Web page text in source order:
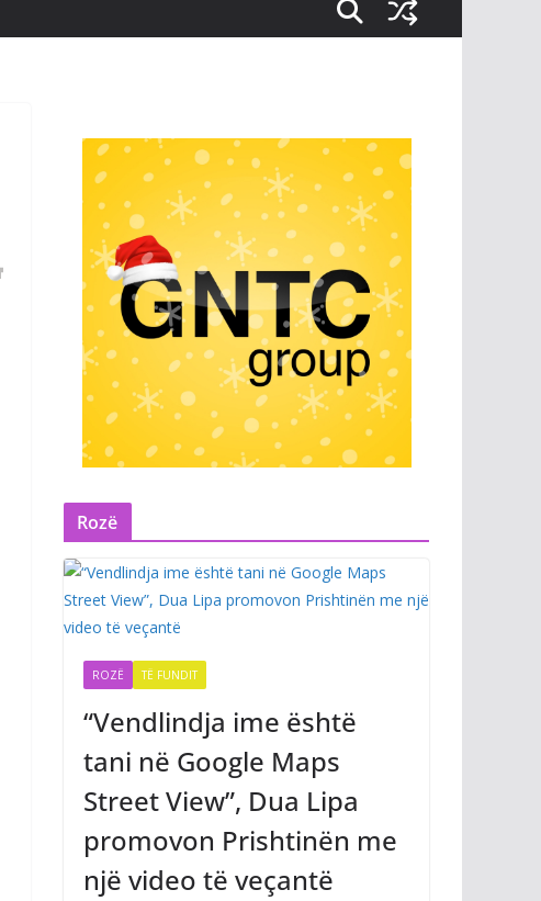
Rozë
ROZË TË FUNDIT
“Vendlindja ime është
tani në Google Maps
Street View”, Dua Lipa
promovon Prishtinën me
një video të veçantë